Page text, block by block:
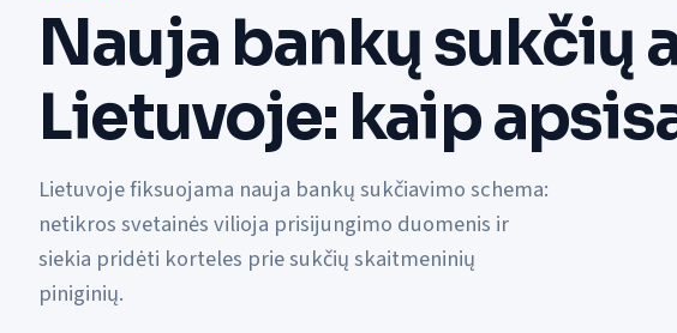
Nauja bankų sukčių
Lietuvoje: kaip
Lietuvoje fiksuojama nauja bankų sukčiavimo schema:
netikros svetainės vilioja prisijungimo duomenis ir
siekia pridėti korteles prie sukčių skaitmeninių
piniginių.